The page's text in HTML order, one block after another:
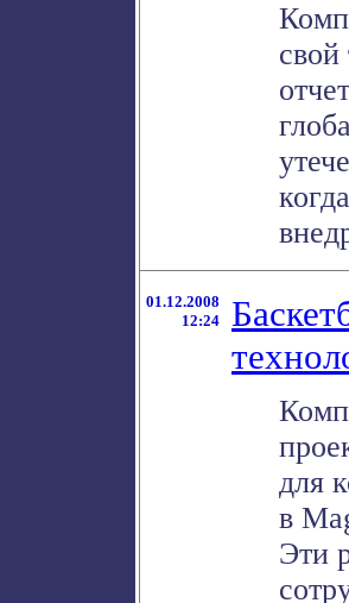
01.12.2008
12:24
для
в
Эти